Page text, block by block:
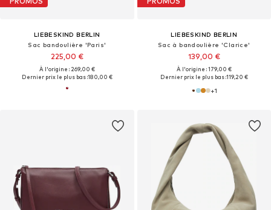
LIEBESKIND BERLIN
Sac bandoulière 'Paris'
225,00 €
À l'origine : 269,00 €
Dernier prix le plus bas :180,00 €
LIEBESKIND BERLIN
Sac à bandoulière 'Clarice'
139,00 €
À l'origine : 179,00 €
Dernier prix le plus bas :119,20 €
+1